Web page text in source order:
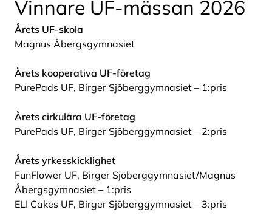
Vinnare UF-mässan 2026
Årets UF-skola
Magnus Åbergsgymnasiet
Årets kooperativa UF-företag
PurePads UF, Birger Sjöberggymnasiet – 1:pris
Årets cirkulära UF-företag
PurePads UF, Birger Sjöberggymnasiet – 2:pris
Årets yrkesskicklighet
FunFlower UF, Birger Sjöberggymnasiet/Magnus
Åbergsgymnasiet – 1:pris
ELI Cakes UF, Birger Sjöberggymnasiet – 3:pris